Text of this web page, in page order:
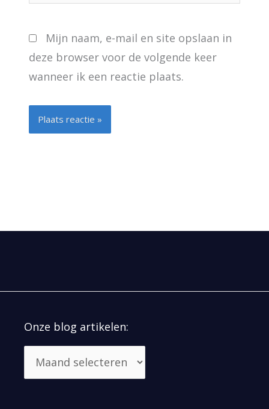
Mijn naam, e-mail en site opslaan in
deze browser voor de volgende keer
wanneer ik een reactie plaats.
Onze blog artikelen: